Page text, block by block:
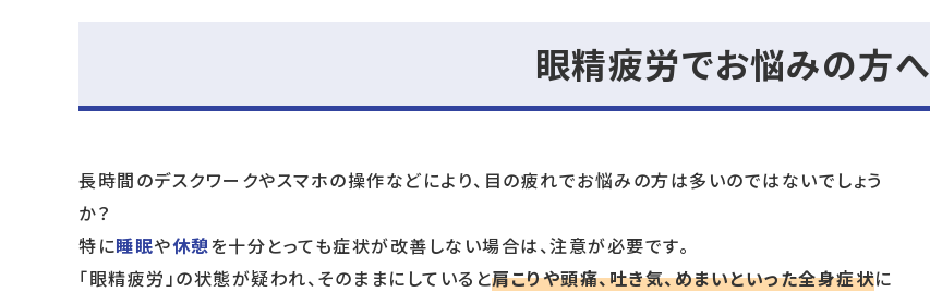
眼精疲労でお悩みの方へ
長時間のデスクワークやスマホの操作などにより、目の疲れでお悩みの方は多いのではないでしょう
か？
特に睡眠や休憩を十分とっても症状が改善しない場合は、注意が必要です。
「眼精疲労」の状態が疑われ、そのままにしていると肩こりや頭痛、吐き気、めまいといった全身症状に